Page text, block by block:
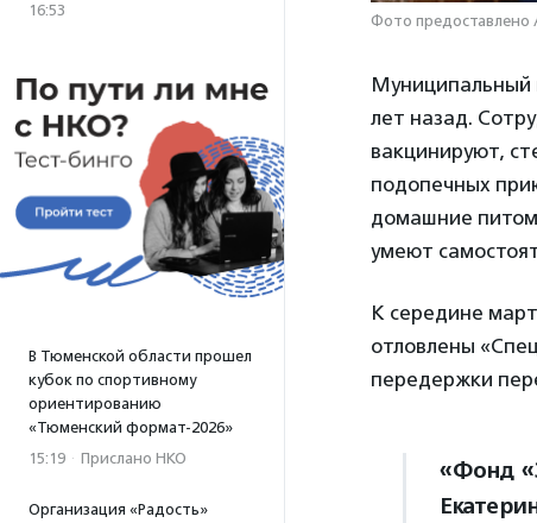
16:53
В Тюменской области прошел
кубок по спортивному
ориентированию
«Тюменский формат-2026»
15:19 · Прислано НКО
Организация «Радость»
Фото предоставлено
Муниципальный
лет назад.
вакцинируют,
подопечных
домашние
умеют
К середине
отловлены
передержки
«Фонд